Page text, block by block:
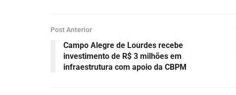
Post Anterior
Campo Alegre de Lourdes recebe
investimento de R$ 3 milhões em
infraestrutura com apoio da CBPM